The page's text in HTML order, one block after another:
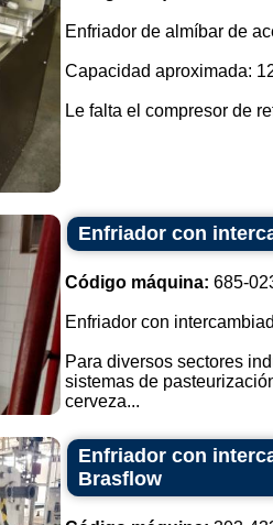
Enfriador de almíbar de
Capacidad aproximada:
Le falta el compresor de
Enfriador con
Código máquina: 685-
Enfriador con
Para diversos sectores
sistemas de
cerveza...
Enfriador con
Brasflow